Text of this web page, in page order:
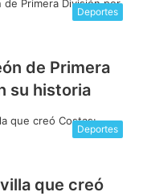
Deportes
de Primera
su historia
Deportes
que creó